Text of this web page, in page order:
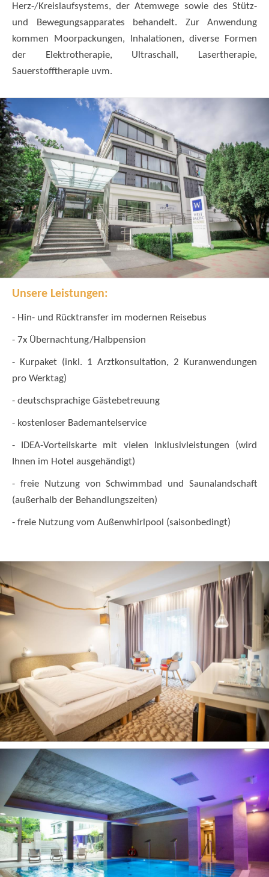
Herz-/Kreislaufsystems, der Atemwege sowie des Stütz-
und Bewegungsapparates behandelt. Zur Anwendung
kommen Moorpackungen, Inhalationen, diverse Formen
der Elektrotherapie, Ultraschall, Lasertherapie,
Sauerstofftherapie uvm.
Unsere Leistungen:
- Hin- und Rücktransfer im modernen Reisebus
- 7x Übernachtung/Halbpension
- Kurpaket (inkl. 1 Arztkonsultation, 2 Kuranwendungen
pro Werktag)
- deutschsprachige Gästebetreuung
- kostenloser Bademantelservice
- IDEA-Vorteilskarte mit vielen Inklusivleistungen (wird
Ihnen im Hotel ausgehändigt)
- freie Nutzung von Schwimmbad und Saunalandschaft
(außerhalb der Behandlungszeiten)
- freie Nutzung vom Außenwhirlpool (saisonbedingt)